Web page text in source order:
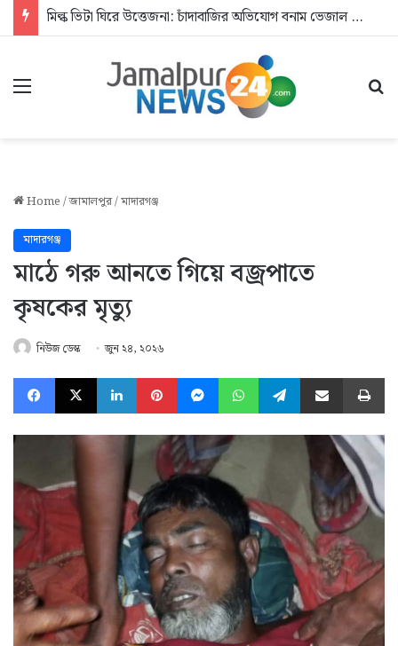
মিল্ক ভিটা ঘিরে উত্তেজনা: চাঁদাবাজির অভিযোগ বনাম ভেজাল দুধের জিডি
Menu
Home/জামালপুর/মাদারগঞ্জ
মাদারগঞ্জ
মাঠে গরু আনতে গিয়ে বজ্রপাতে
কৃষকের মৃত্যু
নিউজ ডেস্ক জুন ২৪, ২০২৬
Facebook
X LinkedInPinterestMessengerWhatsAppTelegramShare via Email